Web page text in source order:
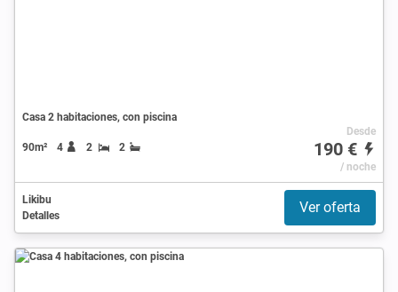
Casa 2 habitaciones, con piscina
90m² 4 2 2
Desde
190 €
/ noche
Likibu
Detalles
Ver oferta